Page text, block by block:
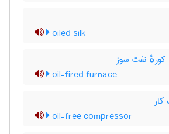
oiled silk
کورهٔ نفت سوز
oil-fired furnace
oil-free compressor